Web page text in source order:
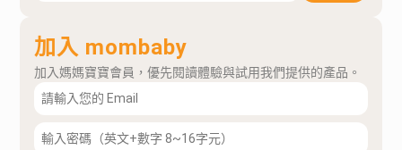
加入 mombaby
加入媽媽寶寶會員，優先閱讀體驗與試用我們提供的產品。